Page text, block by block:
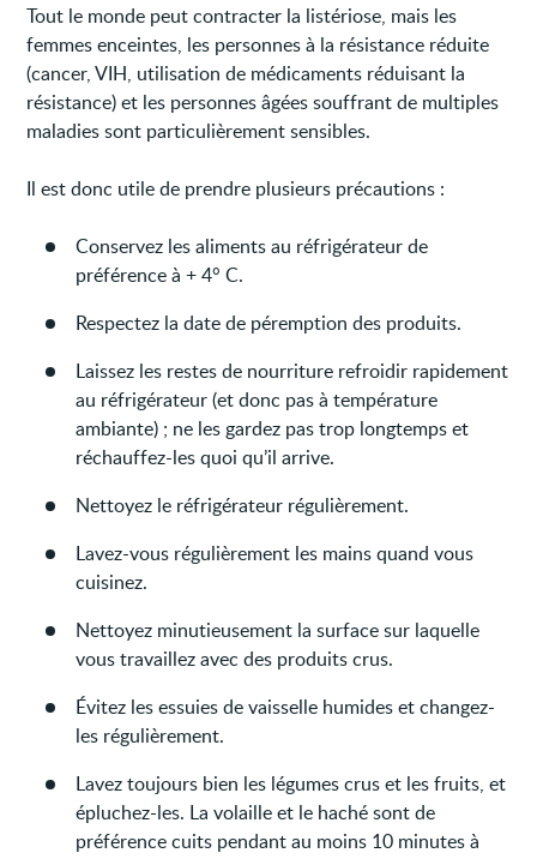
Tout le monde peut contracter la listériose, mais les
femmes enceintes, les personnes à la résistance réduite
(cancer, VIH, utilisation de médicaments réduisant la
résistance) et les personnes âgées souffrant de multiples
maladies sont particulièrement sensibles.
Il est donc utile de prendre plusieurs précautions :
Conservez les aliments au réfrigérateur de
préférence à + 4° C.
Respectez la date de péremption des produits.
Laissez les restes de nourriture refroidir rapidement
au réfrigérateur (et donc pas à température
ambiante) ; ne les gardez pas trop longtemps et
réchauffez-les quoi qu’il arrive.
Nettoyez le réfrigérateur régulièrement.
Lavez-vous régulièrement les mains quand vous
cuisinez.
Nettoyez minutieusement la surface sur laquelle
vous travaillez avec des produits crus.
Évitez les essuies de vaisselle humides et changez-
les régulièrement.
Lavez toujours bien les légumes crus et les fruits, et
épluchez-les. La volaille et le haché sont de
préférence cuits pendant au moins 10 minutes à